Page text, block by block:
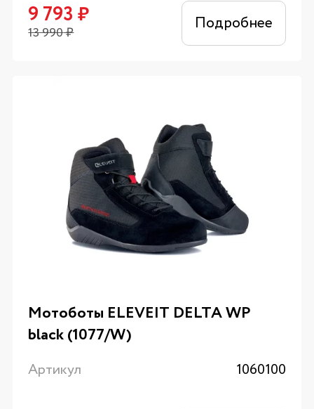
9 793 ₽
13 990₽ Подробнее
Мотоботы ELEVEIT DELTA WP
black (1077/W)
Артикул 1060100